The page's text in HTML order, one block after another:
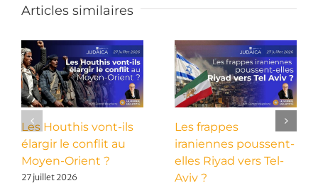
Articles similaires
Les Houthis vont-ils
élargir le conflit au
Moyen-Orient ?
27 juillet 2026
Les frappes
iraniennes poussent-
elles Riyad vers Tel-
Aviv ?